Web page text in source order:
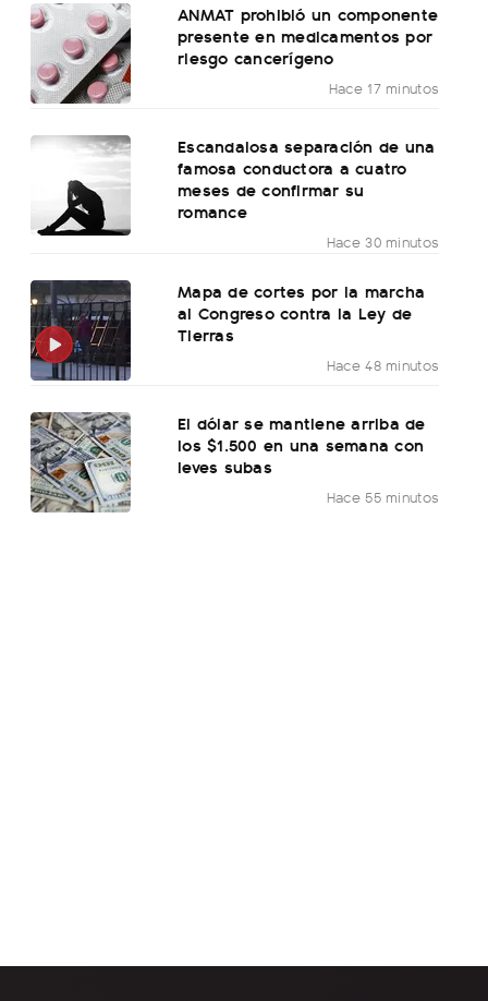
ANMAT prohibió un componente
presente en medicamentos por
riesgo cancerígeno
Hace 17 minutos
Escandalosa separación de una
famosa conductora a cuatro
meses de confirmar su
romance
Hace 30 minutos
Mapa de cortes por la marcha
al Congreso contra la Ley de
Tierras
Hace 48 minutos
El dólar se mantiene arriba de
los $1.500 en una semana con
leves subas
Hace 55 minutos